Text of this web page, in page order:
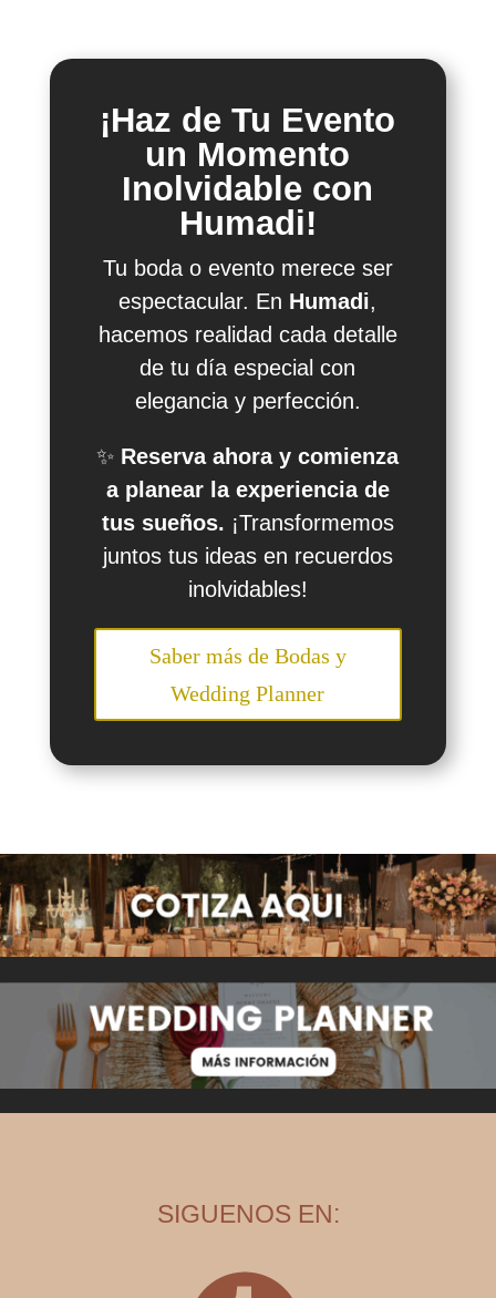
¡Haz de Tu Evento
un Momento
Inolvidable con
Humadi!
Tu boda o evento merece ser
espectacular. En Humadi,
hacemos realidad cada detalle
de tu día especial con
elegancia y perfección.
✨ Reserva ahora y comienza
a planear la experiencia de
tus sueños. ¡Transformemos
juntos tus ideas en recuerdos
inolvidables!
Saber más de Bodas y
Wedding Planner
SIGUENOS EN: